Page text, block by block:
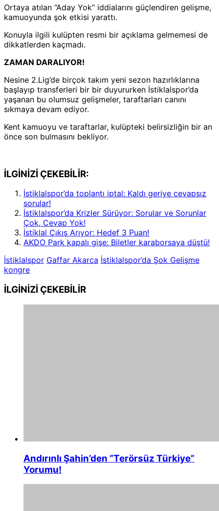
Ortaya atılan “Aday Yok” iddialarını güçlendiren gelişme,
kamuoyunda şok etkisi yarattı.
Konuyla ilgili kulüpten resmi bir açıklama gelmemesi de
dikkatlerden kaçmadı.
ZAMAN DARALIYOR!
Nesine 2.Lig’de birçok takım yeni sezon hazırlıklarına
başlayıp transferleri bir bir duyururken İstiklalspor’da
yaşanan bu olumsuz gelişmeler, taraftarları canını
sıkmaya devam ediyor.
Kent kamuoyu ve taraftarlar, kulüpteki belirsizliğin bir an
önce son bulmasını bekliyor.
İLGİNİZİ ÇEKEBİLİR:
İstiklalspor’da toplantı iptal: Kaldı geriye cevapsız
sorular!
İstiklalspor’da Krizler Sürüyor: Sorular ve Sorunlar
Çok, Cevap Yok!
İstiklal Çıkış Arıyor: Hedef 3 Puan!
AKDO Park kapalı gişe: Biletler karaborsaya düştü!
İstiklalspor Gaffar Akarca İstiklalspor’da Şok Gelişme
kongre
İLGİNİZİ ÇEKEBİLİR
Andırınlı Şahin’den “Terörsüz Türkiye”
Yorumu!